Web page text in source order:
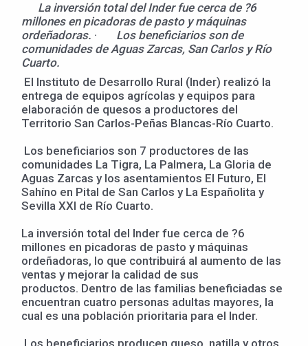
La inversión total del Inder fue cerca de ?6
millones en picadoras de pasto y máquinas
ordeñadoras. · Los beneficiarios son de
comunidades de Aguas Zarcas, San Carlos y Río
Cuarto.
El Instituto de Desarrollo Rural (Inder) realizó la
entrega de equipos agrícolas y equipos para
elaboración de quesos a productores del
Territorio San Carlos-Peñas Blancas-Río Cuarto.
Los beneficiarios son 7 productores de las
comunidades La Tigra, La Palmera, La Gloria de
Aguas Zarcas y los asentamientos El Futuro, El
Sahíno en Pital de San Carlos y La Españolita y
Sevilla XXI de Río Cuarto.
La inversión total del Inder fue cerca de ?6
millones en picadoras de pasto y máquinas
ordeñadoras, lo que contribuirá al aumento de las
ventas y mejorar la calidad de sus
productos. Dentro de las familias beneficiadas se
encuentran cuatro personas adultas mayores, la
cual es una población prioritaria para el Inder.